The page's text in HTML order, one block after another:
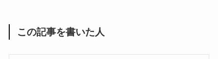
この記事を書いた人